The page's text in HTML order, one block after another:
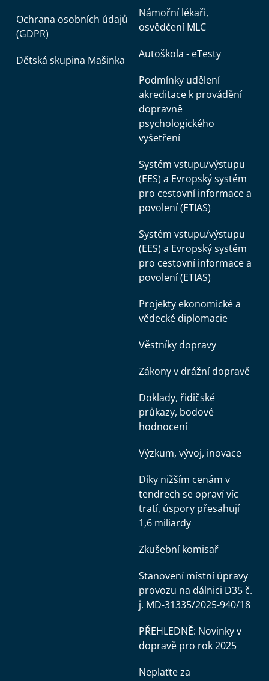
Ochrana osobních údajů
(GDPR)
Dětská skupina Mašinka
Námořní lékaři,
osvědčení MLC
Autoškola - eTesty
Podmínky udělení
akreditace k provádění
dopravně
psychologického
vyšetření
Systém vstupu/výstupu
(EES) a Evropský systém
pro cestovní informace a
povolení (ETIAS)
Systém vstupu/výstupu
(EES) a Evropský systém
pro cestovní informace a
povolení (ETIAS)
Projekty ekonomické a
vědecké diplomacie
Věstníky dopravy
Zákony v drážní dopravě
Doklady, řidičské
průkazy, bodové
hodnocení
Výzkum, vývoj, inovace
Díky nižším cenám v
tendrech se opraví víc
tratí, úspory přesahují
1,6 miliardy
Zkušební komisař
Stanovení místní úpravy
provozu na dálnici D35 č.
j. MD-31335/2025-940/18
PŘEHLEDNĚ: Novinky v
dopravě pro rok 2025
Neplaťte za